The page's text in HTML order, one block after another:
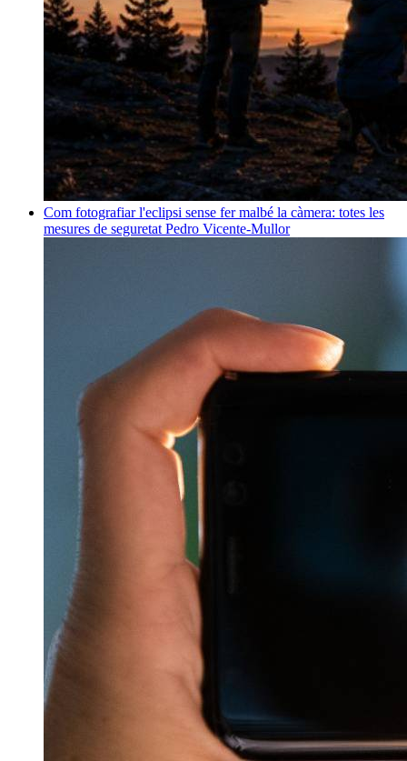
Com fotografiar l'eclipsi sense fer malbé la càmera: totes les
mesures de seguretat Pedro Vicente-Mullor